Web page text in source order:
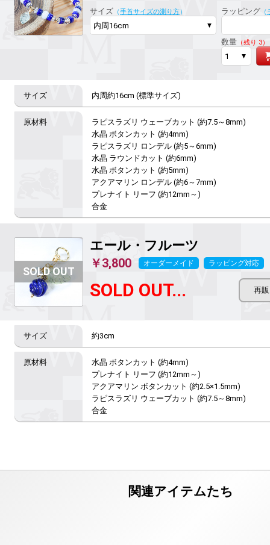
サイズ （手首サイズの測り方） ラッピング（
数量（残り 3）
内周約16cm (標準サイズ)
ラピスラズリ ウェーブカット (約7.5～8mm)
水晶 ボタンカット (約4mm)
ラピスラズリ ロンデル (約5～6mm)
水晶 ラウンドカット (約6mm)
水晶 ボタンカット (約5mm)
アクアマリン ロンデル (約6～7mm)
プレナイト リーフ (約12mm～)
合金
エール・フルーツ
￥3,800 オーダーメイド ラッピング対応
SOLD OUT...
約3cm
水晶 ボタンカット (約4mm)
プレナイト リーフ (約12mm～)
アクアマリン ボタンカット (約2.5×1.5mm)
ラピスラズリ ウェーブカット (約7.5～8mm)
合金